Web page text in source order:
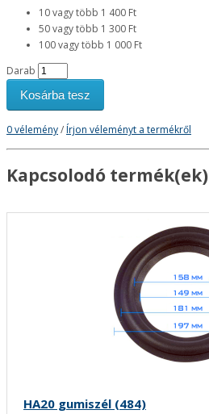
10 vagy több 1 400 Ft
50 vagy több 1 300 Ft
100 vagy több 1 000 Ft
Darab
Kosárba tesz
0 vélemény/Írjon véleményt a termékről
Kapcsolodó termék(ek)
HA20 gumiszél (484)